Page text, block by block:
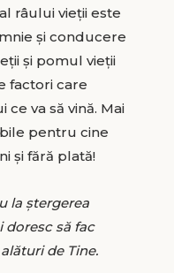
râului vieții este
și conducere
și pomul vieții
factori care
va să vină. Mai
pentru cine
și fără plată!
la ștergerea
să fac
de Tine.